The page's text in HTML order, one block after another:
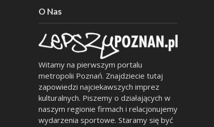
O Nas
Witamy na pierwszym portalu
metropolii Poznań. Znajdziecie tutaj
zapowiedzi najciekawszych imprez
kulturalnych. Piszemy o działających w
naszym regionie firmach i relacjonujemy
wydarzenia sportowe. Staramy się być